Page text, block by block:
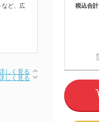
など、広
しく見る
しく見る
税込合計